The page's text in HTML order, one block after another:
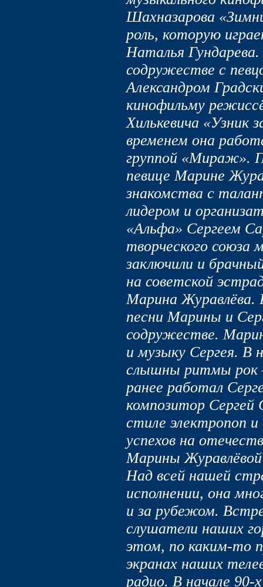
Шахназарова
роль, которую
Наталья
содружестве с
Александром
кинофильму
Хилькевича «Узник
временем она
группой «Мираж».
певице Марине
знакомства с
лидером и
«Альфа» Сергеем
творческого
заключили и
на советской
Марина Журавлёва.
песни Марины и
содружестве.
и музыку Сергея. В
слышны ритмы рок
ранее работал
композитор Сергей
стиле электропоп и
успехов на
Марины
Над всей нашей
исполнении, она
и за рубежом.
слушатели наших
этом, по каким-то
экранах наших
радио. В начале 90-